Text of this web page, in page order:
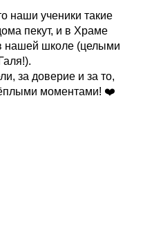
наши ученики такие
пекут, и в Храме
нашей школе (целыми
за доверие и за то,
моментами! ❤️